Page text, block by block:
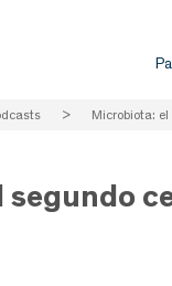
> Microbiota: